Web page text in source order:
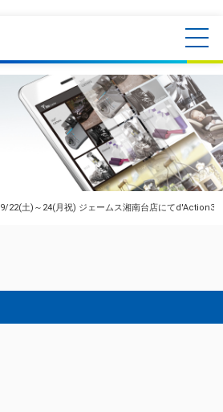
9/22(土)～24(月祝) ジェームス湘南台店にて